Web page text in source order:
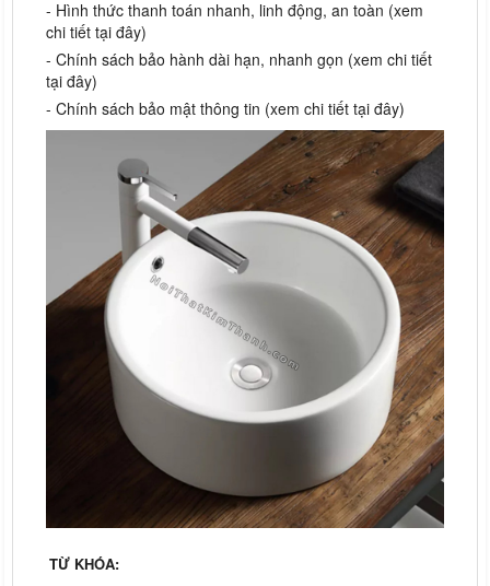
- Hình thức thanh toán nhanh, linh động, an toàn (xem
chi tiết tại đây)
- Chính sách bảo hành dài hạn, nhanh gọn (xem chi tiết
tại đây)
- Chính sách bảo mật thông tin (xem chi tiết tại đây)
TỪ KHÓA: